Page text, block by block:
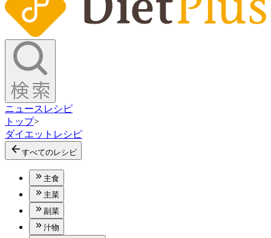
ニュース レシピ
トップ>
ダイエットレシピ
すべてのレシピ
主食
主菜
副菜
汁物